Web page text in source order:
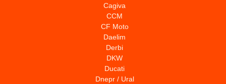
Cagiva
CCM
CF Moto
Daelim
Derbi
DKW
Ducati
Dnepr / Ural